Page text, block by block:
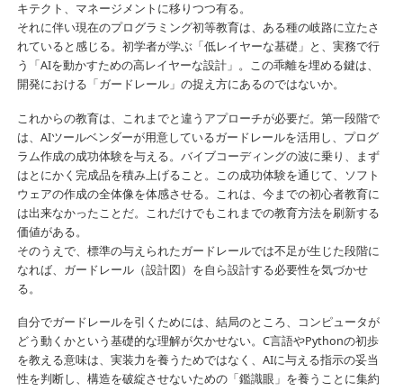
キテクト、マネージメントに移りつつ有る。
それに伴い現在のプログラミング初等教育は、ある種の岐路に立たさ
れていると感じる。初学者が学ぶ「低レイヤーな基礎」と、実務で行
う「AIを動かすための高レイヤーな設計」。この乖離を埋める鍵は、
開発における「ガードレール」の捉え方にあるのではないか。
これからの教育は、これまでと違うアプローチが必要だ。第一段階で
は、AIツールベンダーが用意しているガードレールを活用し、プログ
ラム作成の成功体験を与える。バイブコーディングの波に乗り、まず
はとにかく完成品を積み上げること。この成功体験を通じて、ソフト
ウェアの作成の全体像を体感させる。これは、今までの初心者教育に
は出来なかったことだ。これだけでもこれまでの教育方法を刷新する
価値がある。
そのうえで、標準の与えられたガードレールでは不足が生じた段階に
なれば、ガードレール（設計図）を自ら設計する必要性を気づかせ
る。
自分でガードレールを引くためには、結局のところ、コンピュータが
どう動くかという基礎的な理解が欠かせない。C言語やPythonの初歩
を教える意味は、実装力を養うためではなく、AIに与える指示の妥当
性を判断し、構造を破綻させないための「鑑識眼」を養うことに集約